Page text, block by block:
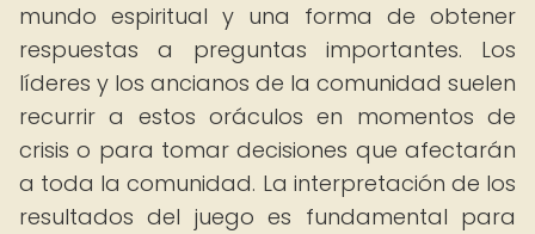
mundo espiritual y una forma de obtener
respuestas a preguntas importantes. Los
líderes y los ancianos de la comunidad suelen
recurrir a estos oráculos en momentos de
crisis o para tomar decisiones que afectarán
a toda la comunidad. La interpretación de los
resultados del juego es fundamental para